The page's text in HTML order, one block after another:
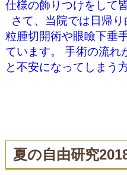
仕様の飾りつけをして
さて、当院では日帰
粒腫切開術や眼瞼下垂
ています。 手術の流
と不安になってしまう
夏の自由研究